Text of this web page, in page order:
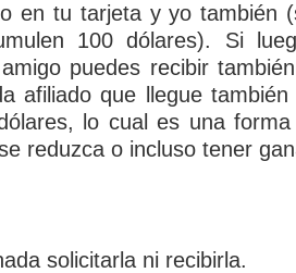
en tu tarjeta y yo también
100 dólares). Si
puedes recibir
afiliado que llegue
lo cual es una
reduzca o incluso tener
solicitarla ni recibirla.